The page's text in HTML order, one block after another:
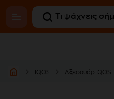
IQOS Αξεσουάρ IQOS